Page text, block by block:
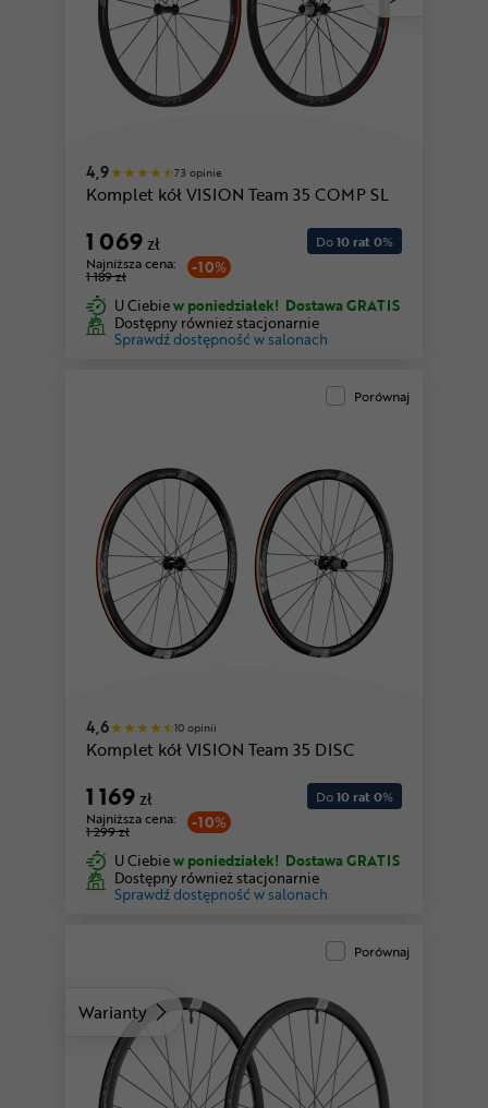
4,9 73 opinie
Komplet kół VISION Team 35 COMP SL
1 069zł
-10%
Najniższa cena:
1 189 zł
Do10 rat 0%
U Ciebiew poniedziałek! Dostawa GRATIS
Dostępny również stacjonarnie
Sprawdź dostępność w salonach
Porównaj
4,6 10 opinii
Komplet kół VISION Team 35 DISC
1 169zł
-10%
Najniższa cena:
1 299 zł
Do10 rat 0%
U Ciebiew poniedziałek! Dostawa GRATIS
Dostępny również stacjonarnie
Sprawdź dostępność w salonach
Warianty
Porównaj